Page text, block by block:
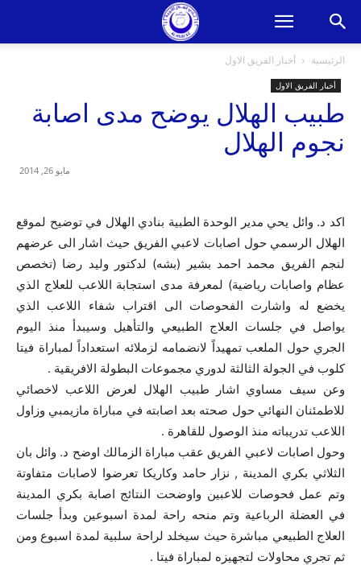
الرئيسية أخبار الفريق الاول
أخبار الفريق الاول
طبيب الهلال يوضح مدى اصابة
نجوم الهلال
مايو 26, 2014
اكد د. وائل يحي مدير الوحدة الطبية بنادي الهلال في توضيح لموقع
الهلال الرسمي حول اصابات لاعبي الفريق حيث اشار الى عرضهم
لنجم الفريق محمد احمد بشير (بشه) لدكتور وليد رضا (تخصص
عظام واصابات رياضية) لمعرفة مدى استجابة اللاعب للعلاج الذي
يخضع له واشارت الفحوصات الى اقتراب شفاء اللاعب الذي
يواصل في جلسات العلاج الطبيعي والتأهيل وسيبدأ منذ اليوم
الجري حول الملعب تمهيداً لانضمامه لزملائه استعداداً لمباراة فيتا
كلوب في الجولة الثالثة لدوري مجموعات البطولة الافريقية .
وعن سيف مساوي اشار طبيب الهلال لعرض اللاعب لاخصائي
للاطمئنان النهائي حول صحته بعد اصابته في مباراة مازيمبي وزاول
اللاعب تدريباته منذ الوصول للقاهرة .
وحول اصابات لاعبي الفريق عقب مباراة الزمالك اوضح د. وائل بان
الثلاثي بكري المدينة , نزار حامد وكاريكا تعرضوا لاصابات متفاوتة
وتم عمل فحوصات للاعبين واوضحت النتائج اصابة بكري المدينة
في العضلة الرباعية وتم منحه راحة لمدة اسبوعين وبدأ جلسات
العلاج الطبيعي مباشرة حيث سيخلد لراحة سلبية لمدة اسبوع ومن
ثم تجري محاولات لتجهيزه لمباراة فيتا .